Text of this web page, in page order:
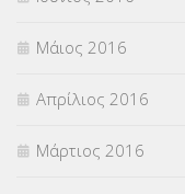
Μάιος 2016
Απρίλιος 2016
Μάρτιος 2016